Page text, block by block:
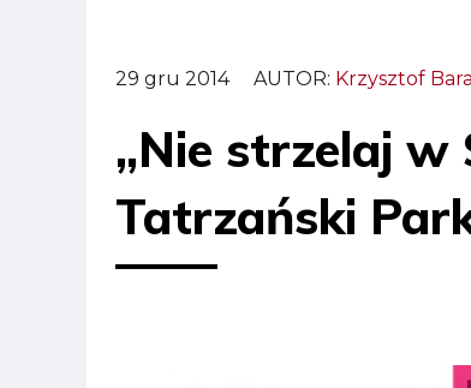
29 gru 2014 AUTOR: Krzysztof
„Nie strzelaj w
Tatrzański